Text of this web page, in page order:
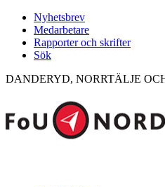
Nyhetsbrev
Medarbetare
Rapporter och skrifter
Sök
DANDERYD, NORRTÄLJE